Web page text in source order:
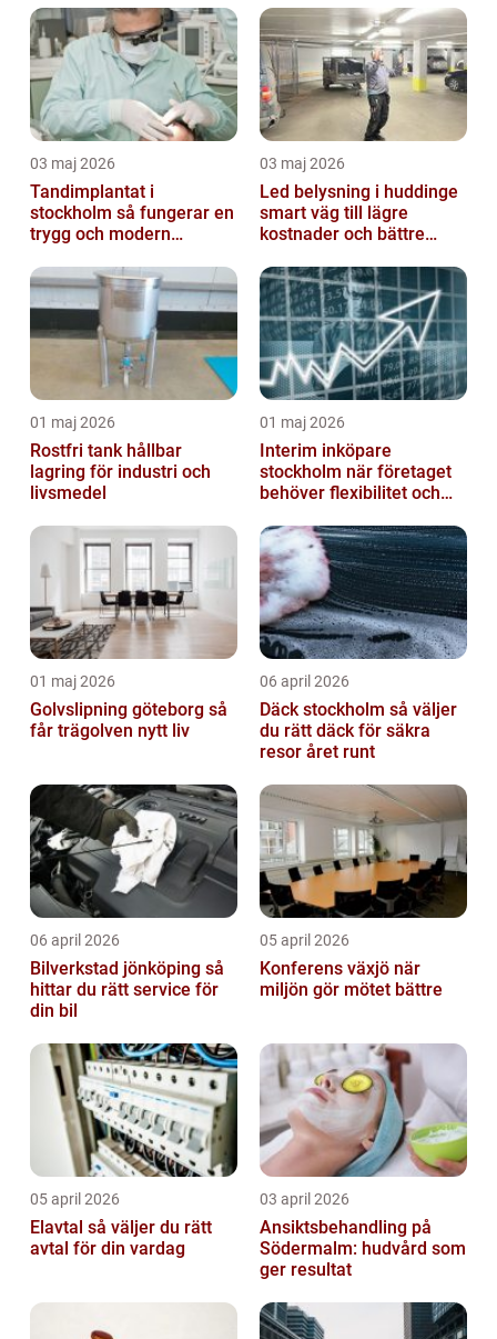
03 maj 2026
Tandimplantat i
stockholm så fungerar en
trygg och modern
03 maj 2026
Led belysning i huddinge
smart väg till lägre
kostnader och bättre
01 maj 2026
Rostfri tank hållbar
lagring för industri och
livsmedel
01 maj 2026
Interim inköpare
stockholm när företaget
behöver flexibilitet och
01 maj 2026
Golvslipning göteborg så
får trägolven nytt liv
06 april 2026
Däck stockholm så väljer
du rätt däck för säkra
resor året runt
06 april 2026
Bilverkstad jönköping så
hittar du rätt service för
din bil
05 april 2026
Konferens växjö när
miljön gör mötet bättre
05 april 2026
Elavtal så väljer du rätt
avtal för din vardag
03 april 2026
Ansiktsbehandling på
Södermalm: hudvård som
ger resultat